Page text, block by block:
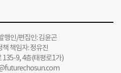
인/편집인: 김윤곤
책임자: 정유진
135-9, 4층(태평로1가)